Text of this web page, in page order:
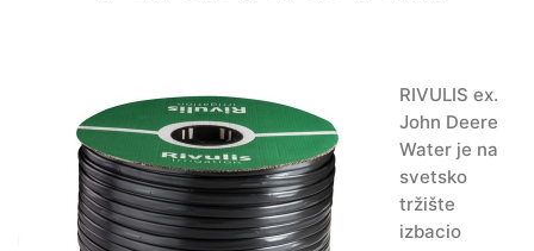
RIVULIS ex.
John Deere
Water je na
svetsko
tržište
izbacio